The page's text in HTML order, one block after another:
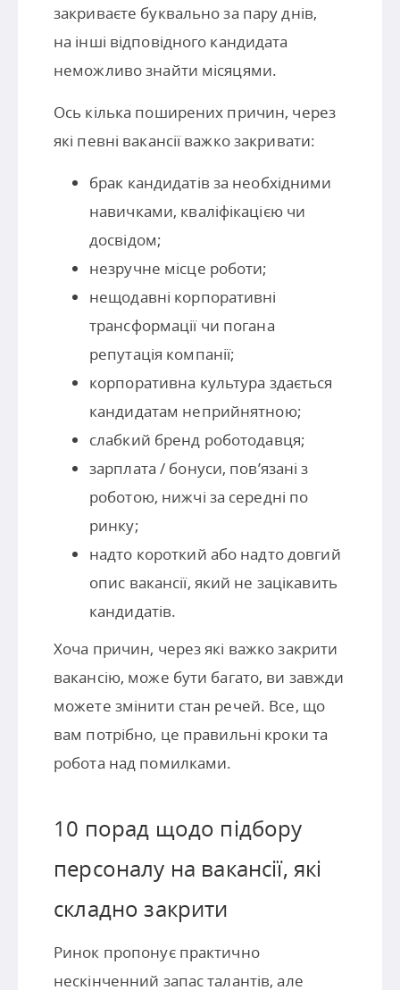
закриваєте буквально за пару днів,
на інші відповідного кандидата
неможливо знайти місяцями.
Ось кілька поширених причин, через
які певні вакансії важко закривати:
брак кандидатів за необхідними
навичками, кваліфікацією чи
досвідом;
незручне місце роботи;
нещодавні корпоративні
трансформації чи погана
репутація компанії;
корпоративна культура здається
кандидатам неприйнятною;
слабкий бренд роботодавця;
зарплата / бонуси, пов’язані з
роботою, нижчі за середні по
ринку;
надто короткий або надто довгий
опис вакансії, який не зацікавить
кандидатів.
Хоча причин, через які важко закрити
вакансію, може бути багато, ви завжди
можете змінити стан речей. Все, що
вам потрібно, це правильні кроки та
робота над помилками.
10 порад щодо підбору
персоналу на вакансії, які
складно закрити
Ринок пропонує практично
нескінченний запас талантів, але